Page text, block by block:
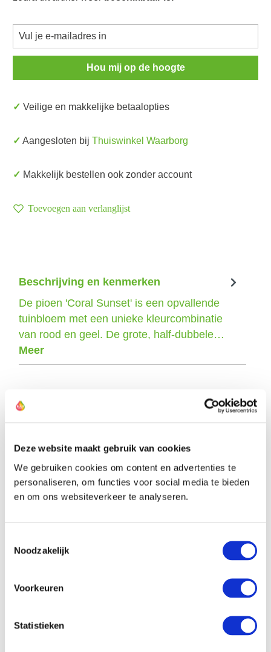
Deze website maakt gebruik van cookies
We gebruiken cookies om content en advertenties te
personaliseren, om functies voor social media te bieden
en om ons websiteverkeer te analyseren.
Noodzakelijk
Voorkeuren
Statistieken
Hou mij op de hoogte
✓ Veilige en makkelijke betaalopties
✓ Aangesloten bij Thuiswinkel Waarborg
✓ Makkelijk bestellen ook zonder account
Toevoegen aan verlanglijst
Beschrijving en kenmerken
De pioen 'Coral Sunset' is een opvallende
tuinbloem met een unieke kleurcombinatie
van rood en geel. De grote, half-dubbele…
Meer